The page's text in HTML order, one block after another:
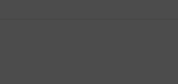
る飛躍を支えることを目的とする